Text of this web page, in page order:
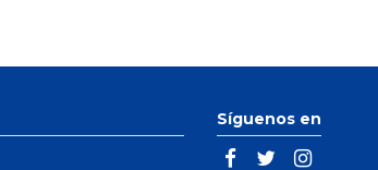
Síguenos en